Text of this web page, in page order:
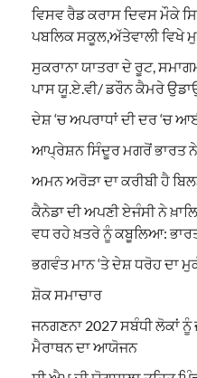
ਵਿਸਵ ਰੈਡ ਕਰਾਸ ਦਿਵਸ ਮੌਕੇ
ਪਬਲਿਕ ਸਕੂਲ,ਅੱਤੇਵਾਲੀ ਵਿਖੇ
ਸੁਕਰਾਨਾ ਯਾਤਰਾ ਦੇ ਰੂਟ,
ਪਾਸ ਯੂ.ਏ.ਵੀ/ ਡਰੌਨ ਕੈਮਰੇ
ਦੇਸ਼ ‘ਚ ਅਪਰਾਧਾਂ ਦੀ ਦਰ ‘ਚ
ਆਪ੍ਰੇਸ਼ਨ ਸਿੰਦੂਰ ਮਗਰੋਂ ਭਾਰਤ
ਅਮਨ ਅਰੋੜਾ ਦਾ ਕਰੀਬੀ ਹੈ
ਕੈਨੇਡਾ ਦੀ ਅਪਣੀ ਏਜੰਸੀ ਨੇ
ਵਧ ਰਹੇ ਖ਼ਤਰੇ ਨੂੰ ਕਬੂਲਿਆ:
ਭਗਵੰਤ ਮਾਨ ‘ਤੇ ਦੇਸ਼ ਧਰੋਹ ਦਾ
ਸ਼ੋਕ ਸਮਾਚਾਰ
ਜਨਗਣਨਾ 2027 ਸਬੰਧੀ ਲੋਕਾਂ
ਮੈਰਾਥਨ ਦਾ ਆਯੋਜਨ